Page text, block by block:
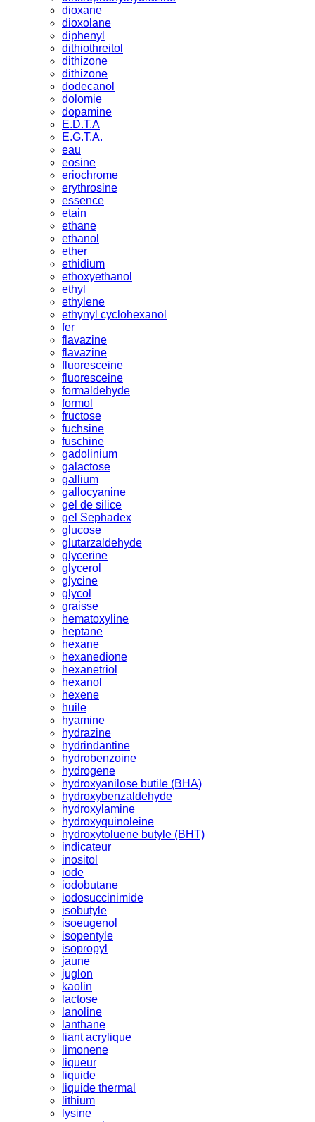
dioxane
dioxolane
diphenyl
dithiothreitol
dithizone
dithizone
dodecanol
dolomie
dopamine
E.D.T.A
E.G.T.A.
eau
eosine
eriochrome
erythrosine
essence
etain
ethane
ethanol
ether
ethidium
ethoxyethanol
ethyl
ethylene
ethynyl cyclohexanol
fer
flavazine
flavazine
fluoresceine
fluoresceine
formaldehyde
formol
fructose
fuchsine
fuschine
gadolinium
galactose
gallium
gallocyanine
gel de silice
gel Sephadex
glucose
glutarzaldehyde
glycerine
glycerol
glycine
glycol
graisse
hematoxyline
heptane
hexane
hexanedione
hexanetriol
hexanol
hexene
huile
hyamine
hydrazine
hydrindantine
hydrobenzoine
hydrogene
hydroxyanilose butile (BHA)
hydroxybenzaldehyde
hydroxylamine
hydroxyquinoleine
hydroxytoluene butyle (BHT)
indicateur
inositol
iode
iodobutane
iodosuccinimide
isobutyle
isoeugenol
isopentyle
isopropyl
jaune
juglon
kaolin
lactose
lanoline
lanthane
liant acrylique
limonene
liqueur
liquide
liquide thermal
lithium
lysine